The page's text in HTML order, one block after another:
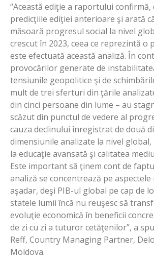
“Această ediţie a raportului confirmă,
predicţiile ediţiei anterioare şi arată
măsoară progresul social la nivel
crescut în 2023, ceea ce reprezintă o
este efectuată această analiză. În
provocărilor generate de
tensiunile geopolitice şi de
mult de trei sferturi din ţările
din cinci persoane din lume – au
scăzut din punctul de vedere al
cauza declinului înregistrat de două
dimensiunile analizate la nivel global,
la educaţie avansată şi calitatea
Este important să ţinem cont de
analiză se concentrează pe
aşadar, deşi PIB-ul global pe cap de
statele lumii încă nu reuşesc să
evoluţie economică în beneficii
de zi cu zi a tuturor cetăţenilor”, a
Reff, Country Managing Partner,
Moldova.